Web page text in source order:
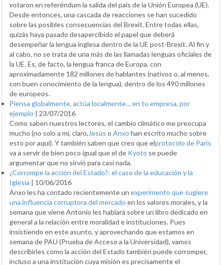
votaron en referéndum la salida del país de la Unión Europea (UE).
Desde entonces, una cascada de reacciones se han sucedido
sobre las posibles consecuencias del Brexit. Entre todas ellas,
quizás haya pasado desapercibido el papel que deberá
desempeñar la lengua inglesa dentro de la UE post-Brexit. Al fin y
al cabo, no se trata de una más de las llamadas lenguas oficiales de
la UE. Es, de facto, la lengua franca de Europa, con
aproximadamente 182 millones de hablantes (nativos o, al menos,
con buen conocimiento de la lengua), dentro de los 490 millones
de europeos.
Piensa globalmente, actúa localmente… en tu empresa, por
ejemplo | 23/07/2016
Como saben nuestros lectores, el cambio climático me preocupa
mucho (no solo a mí, claro, Jesús o Anxo han escrito mucho sobre
esto por aquí). Y también saben que creo que elprotocolo de París
va a servir de bien poco igual que el de Kyoto se puede
argumentar que no sirvió para casi nada.
¿Corrompe la acción del Estado?: el caso de la educación y la
Iglesia | 10/06/2016
Anxo les ha contado recientemente un experimento que sugiere
una influencia corruptora del mercado en los valores morales, y la
semana que viene Antonio les hablará sobre un libro dedicado en
general a la relación entre moralidad e instituciones. Pues
insistiendo en este asunto, y aprovechando que estamos en
semana de PAU (Prueba de Acceso a la Universidad), vamos
describirles como la acción del Estado también puede corromper,
incluso a una institución cuya misión es precisamente el